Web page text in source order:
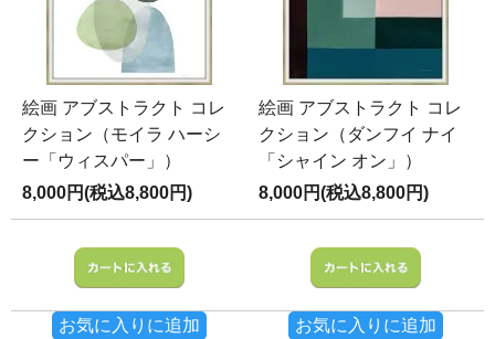
絵画 アブストラクト コレ
クション（モイラ ハーシ
ー「ウィスパー」）
8,000円(税込8,800円)
お気に入りに追加
絵画 アブストラクト コレ
クション（ダンフイ ナイ
「シャイン オン」）
8,000円(税込8,800円)
お気に入りに追加